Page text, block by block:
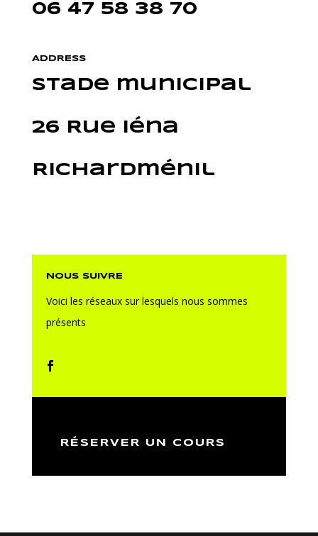
06 47 58 38 70
ADDRESS
Stade municipal
26 Rue Iéna
Richardménil
NOUS SUIVRE
Voici les réseaux sur lesquels nous sommes
présents
RÉSERVER UN COURS